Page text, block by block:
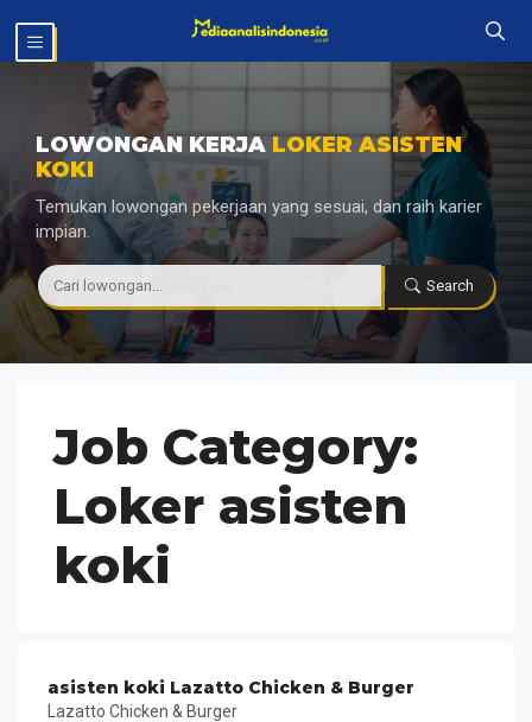
isi
MENU
LOWONGAN KERJA LOKER ASISTEN
KOKI
Temukan lowongan pekerjaan yang sesuai, dan raih karier
impian.
Search
Job Category:
Loker asisten
koki
asisten koki Lazatto Chicken & Burger
Lazatto Chicken & Burger